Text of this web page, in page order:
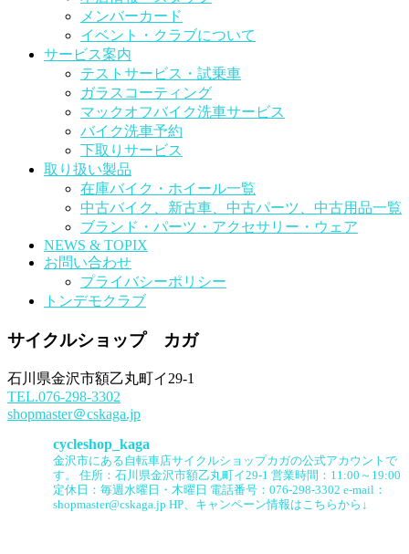
メンバーカード
イベント・クラブについて
サービス案内
テストサービス・試乗車
ガラスコーティング
マックオフバイク洗車サービス
バイク洗車予約
下取りサービス
取り扱い製品
在庫バイク・ホイール一覧
中古バイク、新古車、中古パーツ、中古用品一覧
ブランド・パーツ・アクセサリー・ウェア
NEWS & TOPIX
お問い合わせ
プライバシーポリシー
トンデモクラブ
サイクルショップ カガ
石川県金沢市額乙丸町イ29-1
TEL.076-298-3302
shopmaster＠cskaga.jp
cycleshop_kaga
金沢市にある自転車店サイクルショップカガの公式アカウントで
す。
住所：石川県金沢市額乙丸町イ29-1 営業時間：11:00～19:00
定休日：毎週水曜日・木曜日 電話番号：076-298-3302 e-mail：
shopmaster@cskaga.jp HP、キャンペーン情報はこちらから↓